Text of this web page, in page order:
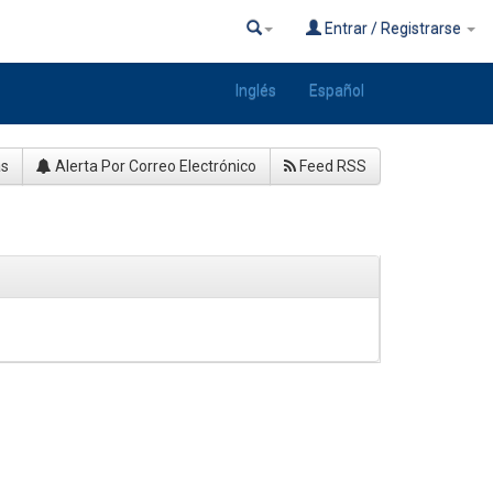
Entrar / Registrarse
Inglés Español
Alerta Por Correo Electrónico Feed RSS